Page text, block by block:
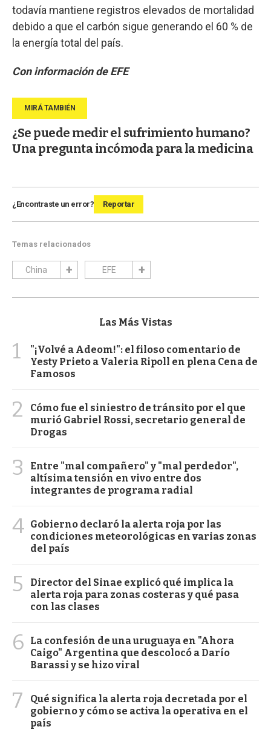
todavía mantiene registros elevados de mortalidad
debido a que el carbón sigue generando el 60 % de
la energía total del país.
Con información de EFE
¿Se puede medir el sufrimiento humano?
Una pregunta incómoda para la medicina
¿Encontraste un error? Reportar
Temas relacionados
China EFE
Las Más Vistas
1
"¡Volvé a Adeom!": el filoso comentario de
Yesty Prieto a Valeria Ripoll en plena Cena de
Famosos
2
Cómo fue el siniestro de tránsito por el que
murió Gabriel Rossi, secretario general de
Drogas
3
Entre "mal compañero" y "mal perdedor",
altísima tensión en vivo entre dos
integrantes de programa radial
4 Gobierno declaró la alerta roja por las
condiciones meteorológicas en varias zonas
del país
5
Director del Sinae explicó qué implica la
alerta roja para zonas costeras y qué pasa
con las clases
6
La confesión de una uruguaya en "Ahora
Caigo" Argentina que descolocó a Darío
Barassi y se hizo viral
7
Qué significa la alerta roja decretada por el
gobierno y cómo se activa la operativa en el
país